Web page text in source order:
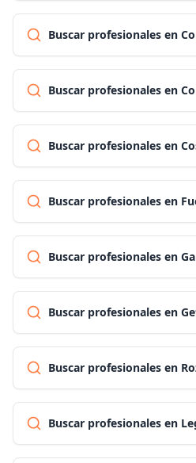
Buscar profesionales en
Buscar profesionales en
Buscar profesionales en
Buscar profesionales en
Buscar profesionales en
Buscar profesionales en
Buscar profesionales en
Buscar profesionales en